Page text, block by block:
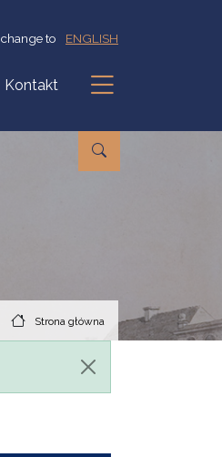
change to ENGLISH
Kontakt
Podmenu
Strona główna